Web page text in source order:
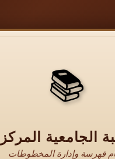
📚
الجامعية
فهرسة وإدارة المخطوطات